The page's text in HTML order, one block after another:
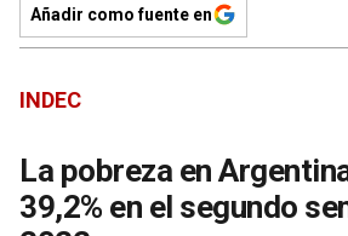
Añadir como fuente en
INDEC
La pobreza en
39,2% en el segundo